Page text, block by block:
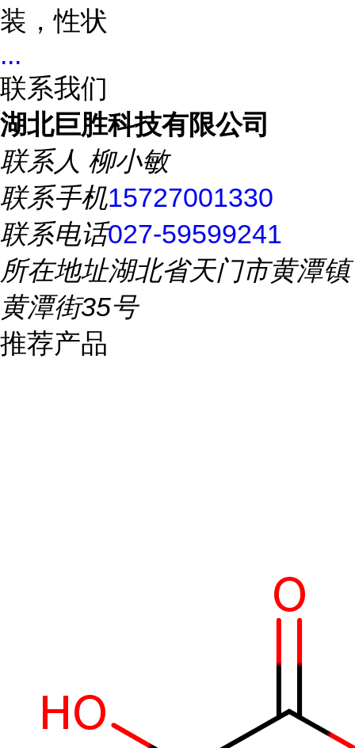
装，性状
...
联系我们
湖北巨胜科技有限公司
联系人 柳小敏
联系手机15727001330
联系电话027-59599241
所在地址湖北省天门市黄潭镇
黄潭街35号
推荐产品